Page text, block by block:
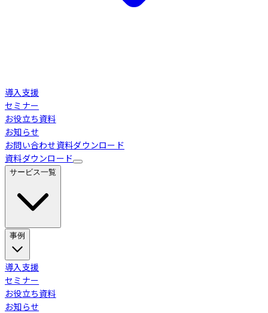
導入支援
セミナー
お役立ち資料
お知らせ
お問い合わせ資料ダウンロード
資料ダウンロード
サービス一覧
Loglass 経営管理
Loglass 人員計画
事例
導入事例
導入支援
セミナー
お役立ち資料
お知らせ